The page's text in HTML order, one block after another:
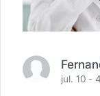
jul. 10 -